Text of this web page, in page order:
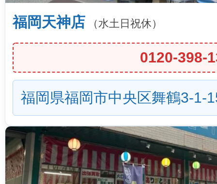
福岡天神店 （水土日祝休）
0120-398-
福岡県福岡市中央区舞鶴3-1-